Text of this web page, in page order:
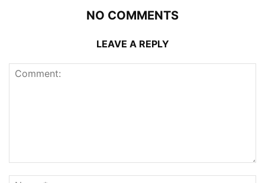
NO COMMENTS
LEAVE A REPLY